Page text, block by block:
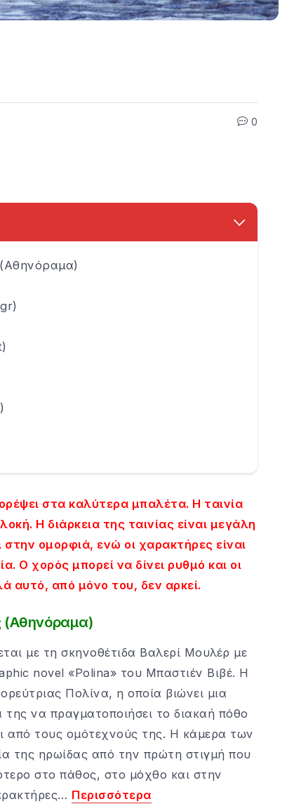
0
στα καλύτερα μπαλέτα. Η ταινία
Η διάρκεια της ταινίας είναι μεγάλη
στην ομορφιά, ενώ οι χαρακτήρες είναι
Ο χορός μπορεί να δίνει ρυθμό και οι
αυτό, από μόνο του, δεν αρκεί.
(Αθηνόραμα)
με τη σκηνοθέτιδα Βαλερί Μουλέρ με
novel «Polina» του Μπαστιέν Βιβέ. Η
Πολίνα, η οποία βιώνει μια
να πραγματοποιήσει το διακαή πόθο
από τους ομότεχνούς της. Η κάμερα των
της ηρωίδας από την πρώτη στιγμή που
στο πάθος, στο μόχθο και στην
Περισσότερα